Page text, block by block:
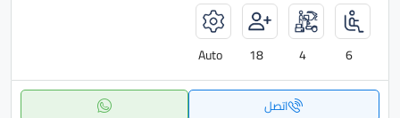
6
4
18
Auto
اتصل